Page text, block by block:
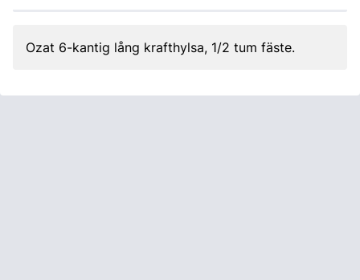
Ozat 6-kantig lång krafthylsa, 1/2 tum fäste.